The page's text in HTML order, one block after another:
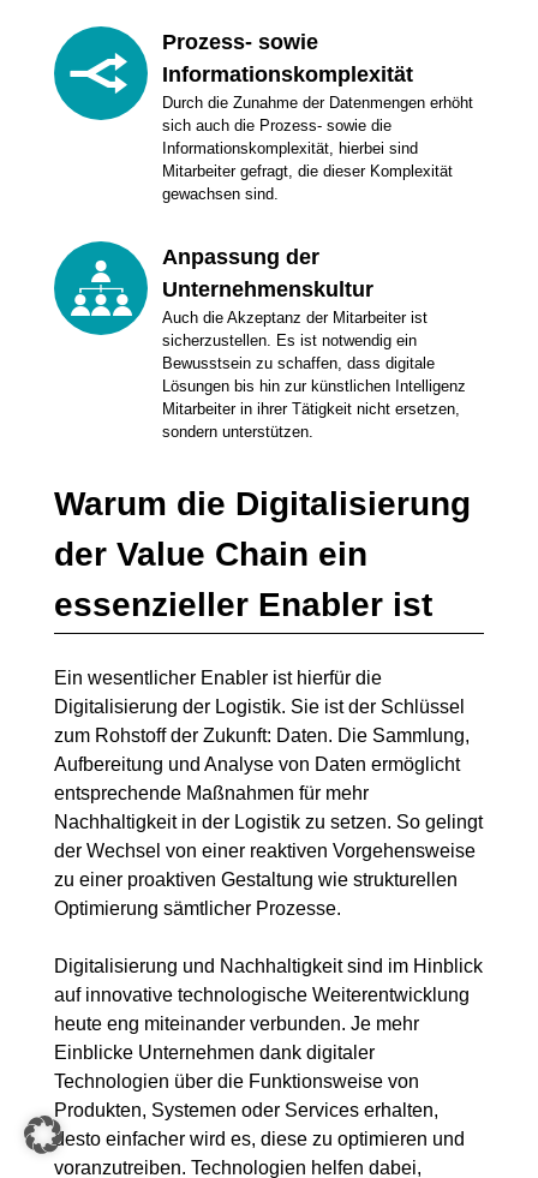
Prozess- sowie
Informationskomplexität
Durch die Zunahme der Datenmengen erhöht
sich auch die Prozess- sowie die
Informationskomplexität, hierbei sind
Mitarbeiter gefragt, die dieser Komplexität
gewachsen sind.
Anpassung der
Unternehmenskultur
Auch die Akzeptanz der Mitarbeiter ist
sicherzustellen. Es ist notwendig ein
Bewusstsein zu schaffen, dass digitale
Lösungen bis hin zur künstlichen Intelligenz
Mitarbeiter in ihrer Tätigkeit nicht ersetzen,
sondern unterstützen.
Warum die Digitalisierung
der Value Chain ein
essenzieller Enabler ist
Ein wesentlicher Enabler ist hierfür die
Digitalisierung der Logistik. Sie ist der Schlüssel
zum Rohstoff der Zukunft: Daten. Die Sammlung,
Aufbereitung und Analyse von Daten ermöglicht
entsprechende Maßnahmen für mehr
Nachhaltigkeit in der Logistik zu setzen. So gelingt
der Wechsel von einer reaktiven Vorgehensweise
zu einer proaktiven Gestaltung wie strukturellen
Optimierung sämtlicher Prozesse.
Digitalisierung und Nachhaltigkeit sind im Hinblick
auf innovative technologische Weiterentwicklung
heute eng miteinander verbunden. Je mehr
Einblicke Unternehmen dank digitaler
Technologien über die Funktionsweise von
Produkten, Systemen oder Services erhalten,
desto einfacher wird es, diese zu optimieren und
voranzutreiben. Technologien helfen dabei,